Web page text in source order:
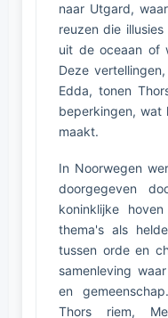
naar Utgard,
reuzen die
uit de oceaan of
Deze
Edda, tonen
beperkingen, wat
maakt.
In Noorwegen
doorgegeven
koninklijke
thema's als
tussen orde en
samenleving
en
Thors riem,